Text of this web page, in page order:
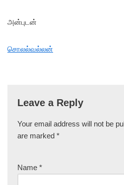
அன்புடன்
சொலல்வல்லன்
Leave a Reply
Your email address will not be
are marked *
Name *